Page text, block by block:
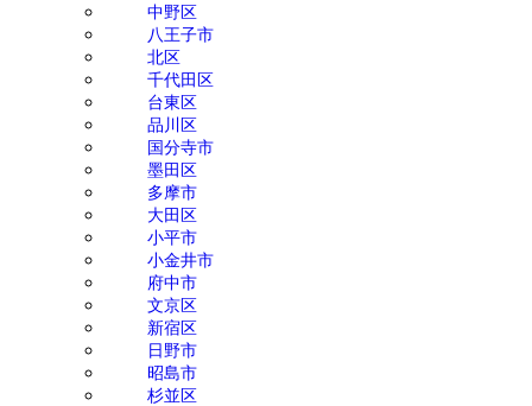
中野区
八王子市
北区
千代田区
台東区
品川区
国分寺市
墨田区
多摩市
大田区
小平市
小金井市
府中市
文京区
新宿区
日野市
昭島市
杉並区